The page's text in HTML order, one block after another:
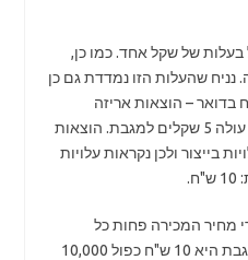
של שקל אחד. כמו כן,
נניח שהעלות הזו נמדדת גם כן
בדואר – הוצאות אריזה
ומשלוח הינן 2 שקלים למגבת. בנוסף, הבד, חומר הגלם שממנו מייצרים את המגבת עולה 5 שקלים למגבת. הוצאות
בייצור ולכן נקראות עלויות
ש"ח והיא מחושבת על ידי מחיר המכירה פחות כל
העלויות המשתנות. מכאן, קל למדוד את הרווח של המפעל שלכם. התרומה של כל מגבת היא 10 ש"ח כפול 10,000